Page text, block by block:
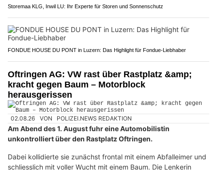
Storemaa KLG, Inwil LU: Ihr Experte für Storen und Sonnenschutz
FONDUE HOUSE DU PONT in Luzern: Das Highlight für Fondue-Liebhaber
Oftringen AG: VW rast über Rastplatz &amp;
kracht gegen Baum – Motorblock
herausgerissen
02.08.26 VON POLIZEI.NEWS REDAKTION
Am Abend des 1. August fuhr eine Automobilistin
unkontrolliert über den Rastplatz Oftringen.
Dabei kollidierte sie zunächst frontal mit einem Abfalleimer und
schliesslich mit voller Wucht mit einem Baum. Die Lenkerin